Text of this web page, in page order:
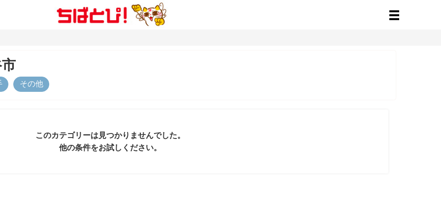
その他
このカテゴリーは見つかりませんでした。
他の条件をお試しください。